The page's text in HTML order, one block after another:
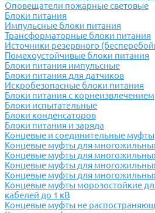
Оповещатели пожарные световые
Блоки питания
Импульсные блоки питания
Трансформаторные блоки питания
Источники резервного
Помехоустойчивые блоки питания
Блоки питания импульсные
Блоки питания для датчиков
Искробезопасные блоки питания
Блоки питания с корнеизвлечением
Блоки испытательные
Блоки конденсаторов
Блоки питания и заряда
Концевые и соединительные муфты
Концевые муфты для
Концевые муфты для
Концевые муфты для
Концевые муфты для
Концевые муфты морозостойкие
кабелей до 1 кВ
Концевые муфты не